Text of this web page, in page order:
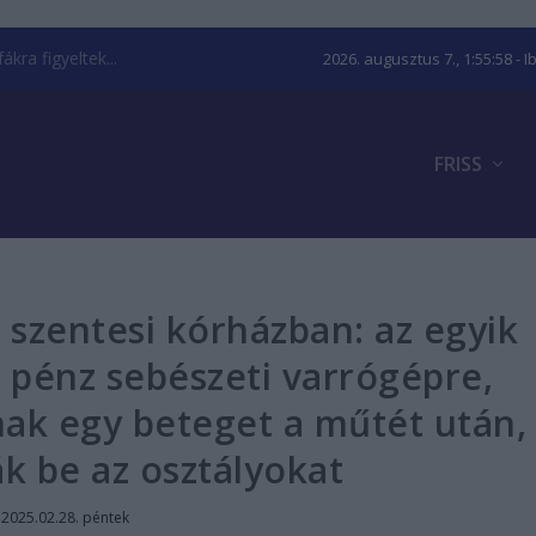
figyeltek... 2026. augusztus 7., 1:55:59-
FRISS
kórházban: az egyik
sebészeti varrógépre,
egy beteget a műtét után,
be az osztályokat
2025.02.28. péntek